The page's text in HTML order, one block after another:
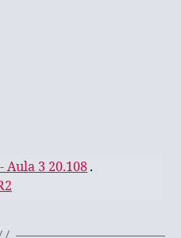
Aula 3 20.108 .